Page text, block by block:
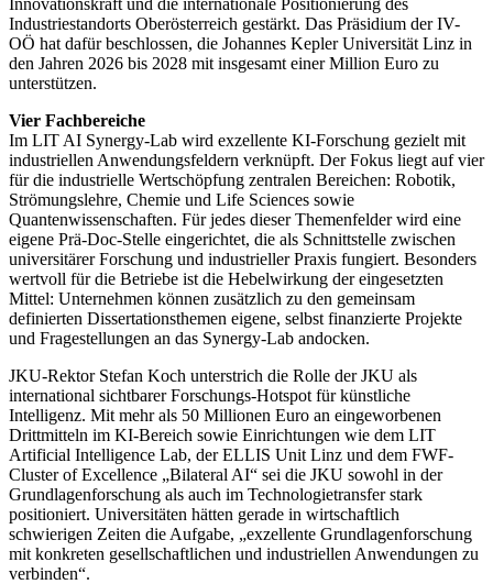
Industriestandorts Oberösterreich gestärkt. Das Präsidium der IV-
OÖ hat dafür beschlossen, die Johannes Kepler Universität Linz in
den Jahren 2026 bis 2028 mit insgesamt einer Million Euro zu
unterstützen.
Vier Fachbereiche
Im LIT AI Synergy-Lab wird exzellente KI-Forschung gezielt mit
industriellen Anwendungsfeldern verknüpft. Der Fokus liegt auf vier
für die industrielle Wertschöpfung zentralen Bereichen: Robotik,
Strömungslehre, Chemie und Life Sciences sowie
Quantenwissenschaften. Für jedes dieser Themenfelder wird eine
eigene Prä-Doc-Stelle eingerichtet, die als Schnittstelle zwischen
universitärer Forschung und industrieller Praxis fungiert. Besonders
wertvoll für die Betriebe ist die Hebelwirkung der eingesetzten
Mittel: Unternehmen können zusätzlich zu den gemeinsam
definierten Dissertationsthemen eigene, selbst finanzierte Projekte
und Fragestellungen an das Synergy-Lab andocken.
JKU-Rektor Stefan Koch unterstrich die Rolle der JKU als
international sichtbarer Forschungs-Hotspot für künstliche
Intelligenz. Mit mehr als 50 Millionen Euro an eingeworbenen
Drittmitteln im KI-Bereich sowie Einrichtungen wie dem LIT
Artificial Intelligence Lab, der ELLIS Unit Linz und dem FWF-
Cluster of Excellence „Bilateral AI“ sei die JKU sowohl in der
Grundlagenforschung als auch im Technologietransfer stark
positioniert. Universitäten hätten gerade in wirtschaftlich
schwierigen Zeiten die Aufgabe, „exzellente Grundlagenforschung
mit konkreten gesellschaftlichen und industriellen Anwendungen zu
verbinden“.